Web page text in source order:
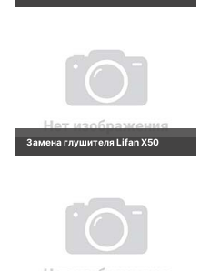
Замена глушителя Lifan X50